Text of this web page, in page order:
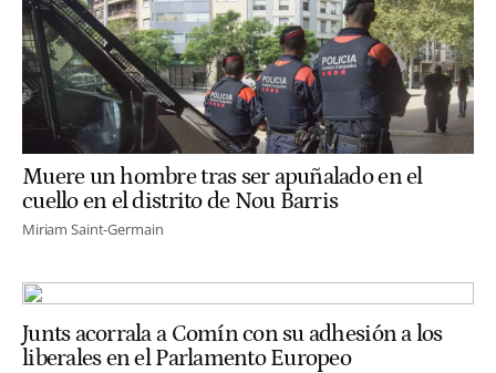
Muere un hombre tras ser apuñalado en el
cuello en el distrito de Nou Barris
Miriam Saint-Germain
Junts acorrala a Comín con su adhesión a los
liberales en el Parlamento Europeo